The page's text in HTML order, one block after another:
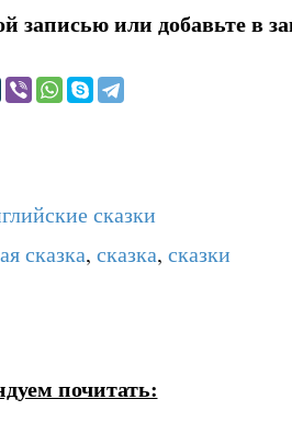
записью или добавьте в
сказки
сказка, сказка, сказки
почитать: